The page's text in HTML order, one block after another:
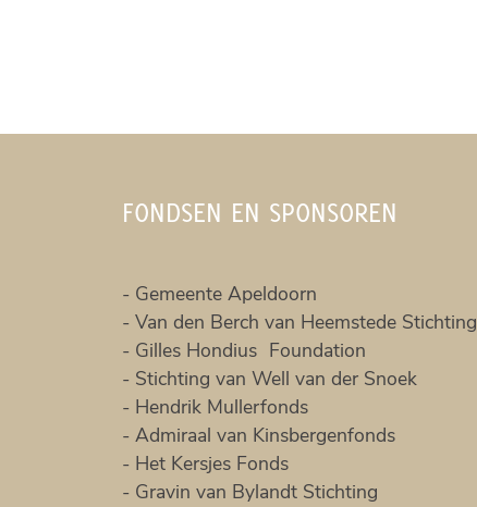
FONDSEN EN SPONSOREN
- Gemeente Apeldoorn
- Van den Berch van Heemstede Stichting
- Gilles Hondius Foundation
- Stichting van Well van der Snoek
- Hendrik Mullerfonds
- Admiraal van Kinsbergenfonds
- Het Kersjes Fonds
- Gravin van Bylandt Stichting